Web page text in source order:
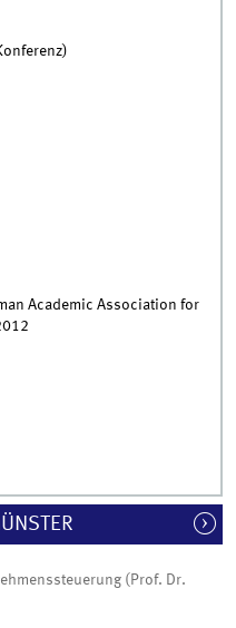
Academic Association for
(Prof. Dr.